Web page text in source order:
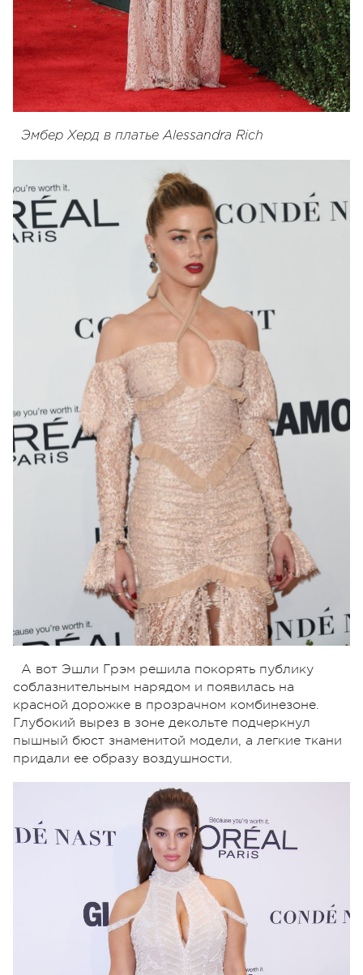
Эмбер Херд в платье Alessandra Rich
А вот Эшли Грэм решила покорять публику
соблазнительным нарядом и появилась на
красной дорожке в прозрачном комбинезоне.
Глубокий вырез в зоне декольте подчеркнул
пышный бюст знаменитой модели, а легкие ткани
придали ее образу воздушности.